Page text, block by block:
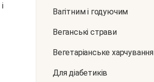
Вагітним і годуючим
Веганські страви
Вегетаріанське харчування
Для діабетиків